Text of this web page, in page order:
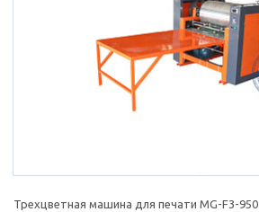
Трехцветная машина для печати MG-F3-950